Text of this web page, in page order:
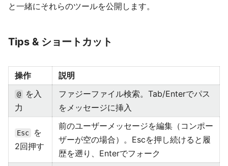
と一緒にそれらのツールを公開します。
Tips & ショートカット
操作 説明
@
を入
力
ファジーファイル検索。Tab/Enterでパス
をメッセージに挿入
Esc
を
2回押す
前のユーザーメッセージを編集（コンポー
ザーが空の場合）。Escを押し続けると履
歴を遡り、Enterでフォーク